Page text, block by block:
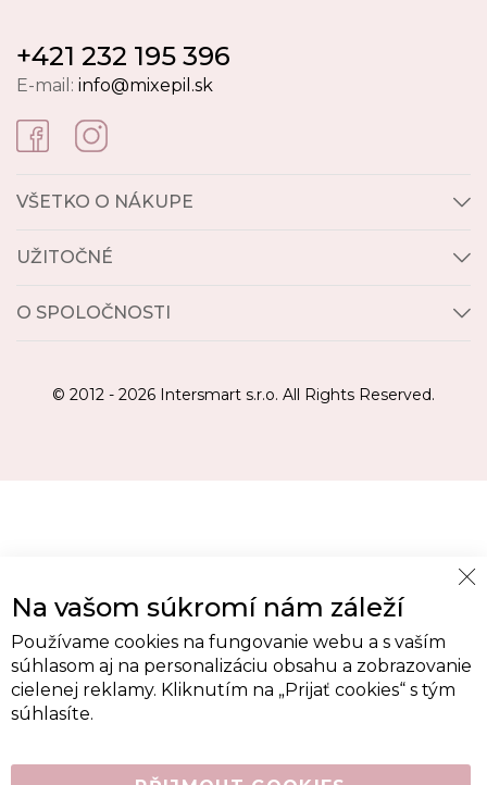
+421 232 195 396
E-mail: info@mixepil.sk
VŠETKO O NÁKUPE
UŽITOČNÉ
O SPOLOČNOSTI
© 2012 - 2026 Intersmart s.r.o. All Rights Reserved.
Na vašom súkromí nám záleží
Používame cookies na fungovanie webu a s vaším
súhlasom aj na personalizáciu obsahu a zobrazovanie
cielenej reklamy. Kliknutím na „Prijať cookies“ s tým
súhlasíte.